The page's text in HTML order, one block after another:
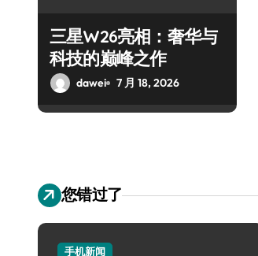
三星W26亮相：奢华与
科技的巅峰之作
dawei 7 月 18, 2026
您错过了
手机新闻